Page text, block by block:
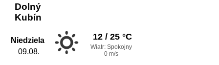
Dolný
Kubín
Niedziela
09.08.
12 / 25 °C
Wiatr: Spokojny
0 m/s